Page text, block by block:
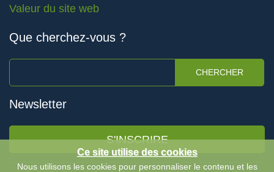
Valeur du site web
Que cherchez-vous ?
CHERCHER
Newsletter
S'INSCRIRE
Ce site utilise des cookies
Nous utilisons les cookies pour personnaliser le contenu et les